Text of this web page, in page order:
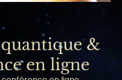
&
en ligne